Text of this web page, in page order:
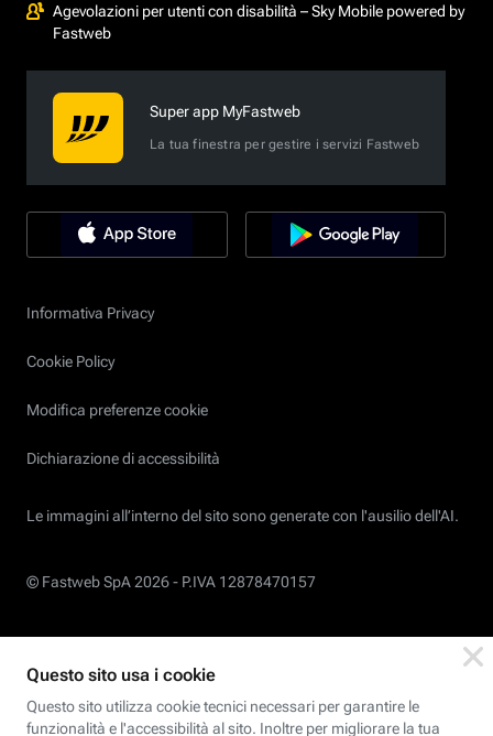
Agevolazioni per utenti con disabilità – Sky Mobile powered by
Fastweb
Super app MyFastweb
La tua finestra per gestire i servizi Fastweb
Informativa Privacy
Cookie Policy
Modifica preferenze cookie
Dichiarazione di accessibilità
Le immagini all’interno del sito sono generate con l'ausilio dell'AI.
© Fastweb SpA 2026 - P.IVA 12878470157